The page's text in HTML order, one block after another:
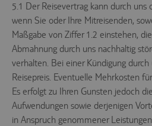
5.1 Der Reisevertrag kann durch
wenn Sie oder Ihre Mitreisenden,
Maßgabe von Ziffer 1.2 einstehen,
Abmahnung durch uns nachhaltig
verhalten. Bei einer Kündigung
Reisepreis. Eventuelle Mehrkosten
Es erfolgt zu Ihren Gunsten jedoch
Aufwendungen sowie derjenigen
in Anspruch genommener